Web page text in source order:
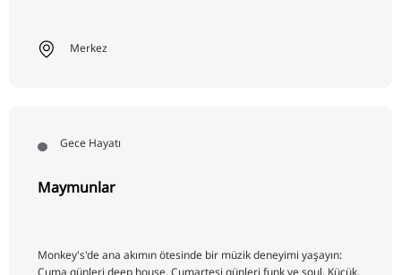
Merkez
Gece Hayatı
Maymunlar
Monkey's'de ana akımın ötesinde bir müzik deneyimi yaşayın:
Cuma günleri deep house, Cumartesi günleri funk ve soul. Küçük,